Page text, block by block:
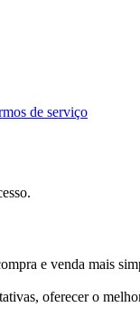
de serviço
e venda mais
oferecer o